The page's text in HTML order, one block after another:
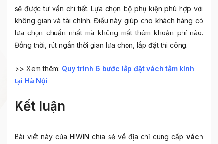
sẽ được tư vấn chi tiết. Lựa chọn bộ phụ kiện phù hợp với
không gian và tài chính. Điều này giúp cho khách hàng có
lựa chọn chuẩn nhất mà không mất thêm khoản phí nào.
Đồng thời, rút ngắn thời gian lựa chọn, lắp đặt thi công.
>> Xem thêm: Quy trình 6 bước lắp đặt vách tắm kính
tại Hà Nội
Kết luận
Bài viết này của HIWIN chia sẻ về địa chỉ cung cấp vách